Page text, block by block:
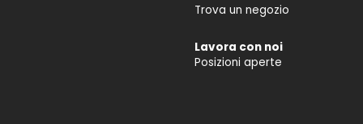
Trova un negozio
Lavora con noi
Posizioni aperte